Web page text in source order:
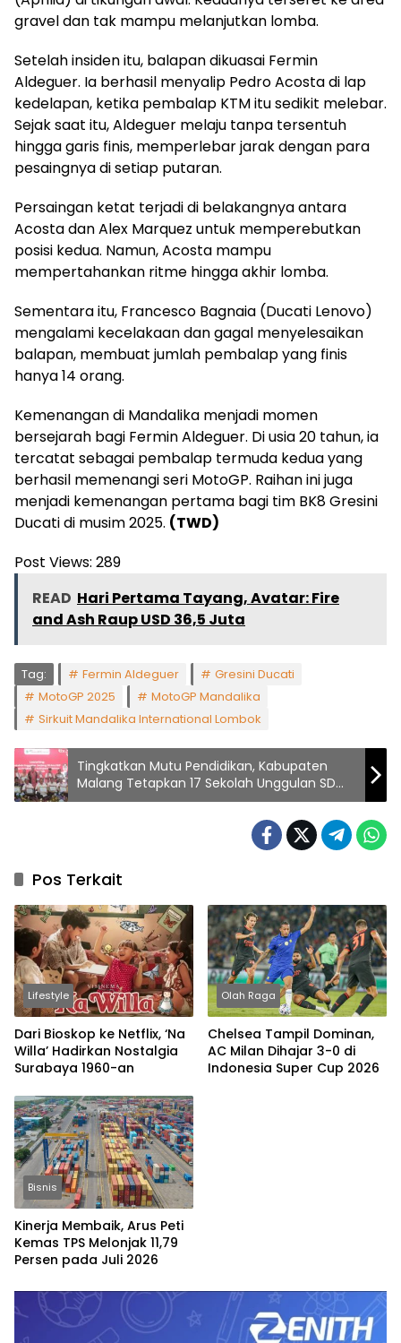
gravel dan tak mampu melanjutkan lomba.
Setelah insiden itu, balapan dikuasai Fermin
Aldeguer. Ia berhasil menyalip Pedro Acosta di lap
kedelapan, ketika pembalap KTM itu sedikit melebar.
Sejak saat itu, Aldeguer melaju tanpa tersentuh
hingga garis finis, memperlebar jarak dengan para
pesaingnya di setiap putaran.
Persaingan ketat terjadi di belakangnya antara
Acosta dan Alex Marquez untuk memperebutkan
posisi kedua. Namun, Acosta mampu
mempertahankan ritme hingga akhir lomba.
Sementara itu, Francesco Bagnaia (Ducati Lenovo)
mengalami kecelakaan dan gagal menyelesaikan
balapan, membuat jumlah pembalap yang finis
hanya 14 orang.
Kemenangan di Mandalika menjadi momen
bersejarah bagi Fermin Aldeguer. Di usia 20 tahun, ia
tercatat sebagai pembalap termuda kedua yang
berhasil memenangi seri MotoGP. Raihan ini juga
menjadi kemenangan pertama bagi tim BK8 Gresini
Ducati di musim 2025. (TWD)
Post Views: 289
READ Hari Pertama Tayang, Avatar: Fire
and Ash Raup USD 36,5 Juta
Tag: Fermin Aldeguer
Gresini Ducati
MotoGP 2025
MotoGP Mandalika
Sirkuit Mandalika International Lombok
Tingkatkan Mutu Pendidikan, Kabupaten
Malang Tetapkan 17 Sekolah Unggulan SD
dan SMP
Pos Terkait
Lifestyle
Dari Bioskop ke Netflix, ‘Na
Willa’ Hadirkan Nostalgia
Surabaya 1960-an
Olah Raga
Chelsea Tampil Dominan,
AC Milan Dihajar 3-0 di
Indonesia Super Cup 2026
Bisnis
Kinerja Membaik, Arus Peti
Kemas TPS Melonjak 11,79
Persen pada Juli 2026